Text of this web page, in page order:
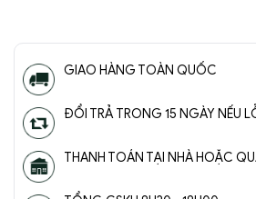
GIAO HÀNG TOÀN QUỐC
ĐỔI TRẢ TRONG 15 NGÀY NẾU
THANH TOÁN TẠI NHÀ HOẶC